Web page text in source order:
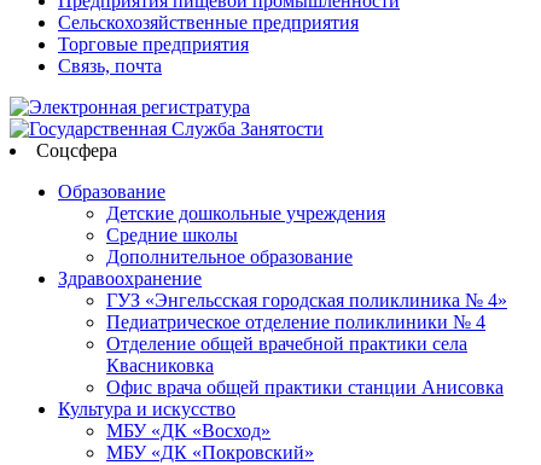
Сельскохозяйственные предприятия
Торговые предприятия
Связь, почта
Соцсфера
Образование
Детские дошкольные учреждения
Средние школы
Дополнительное образование
Здравоохранение
ГУЗ «Энгельсская городская поликлиника № 4»
Педиатрическое отделение поликлиники № 4
Отделение общей врачебной практики села
Квасниковка
Офис врача общей практики станции Анисовка
Культура и искусство
МБУ «ДК «Восход»
МБУ «ДК «Покровский»